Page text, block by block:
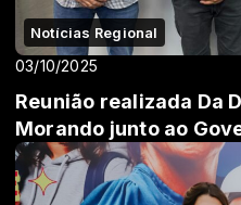
Notícias Regional
03/10/2025
Reunião realizada Da
Morando junto ao